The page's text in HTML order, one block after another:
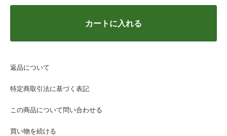
カートに入れる
返品について
特定商取引法に基づく表記
この商品について問い合わせる
買い物を続ける